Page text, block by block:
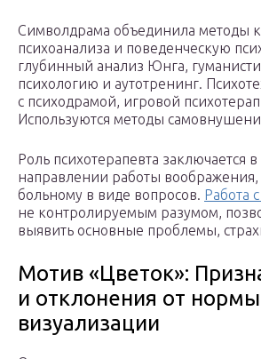
Символдрама объединила методы
психоанализа и поведенческую
глубинный анализ Юнга,
психологию и аутотренинг.
с психодрамой, игровой
Используются методы
Роль психотерапевта заключается
направлении работы
больному в виде вопросов. Работа
не контролируемым разумом,
выявить основные проблемы,
Мотив «Цветок»:
и отклонения от
визуализации